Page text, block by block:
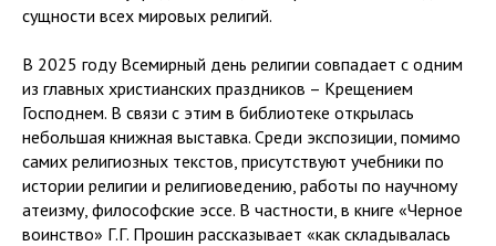
сущности всех мировых религий.
В 2025 году Всемирный день религии совпадает с одним
из главных христианских праздников – Крещением
Господнем. В связи с этим в библиотеке открылась
небольшая книжная выставка. Среди экспозиции, помимо
самих религиозных текстов, присутствуют учебники по
истории религии и религиоведению, работы по научному
атеизму, философские эссе. В частности, в книге «Черное
воинство» Г.Г. Прошин рассказывает «как складывалась